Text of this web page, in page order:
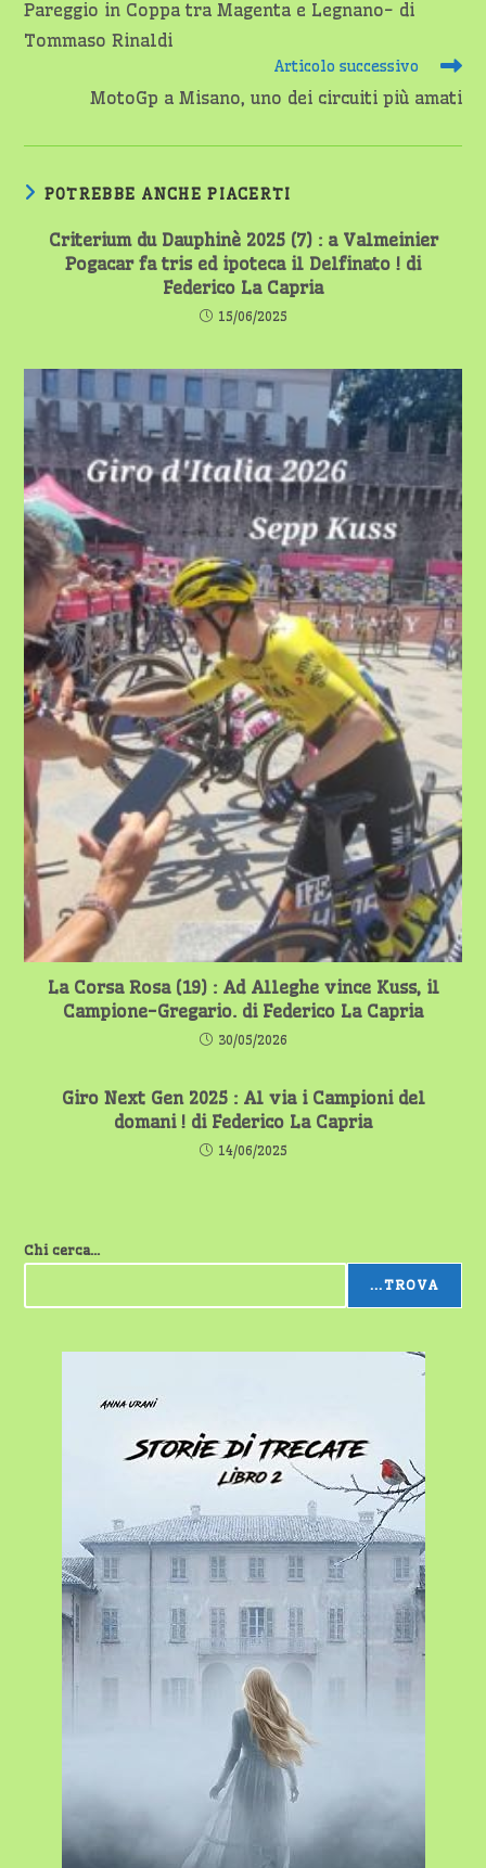
articoli
Pareggio in Coppa tra Magenta e Legnano- di
Tommaso Rinaldi
Articolo successivo
MotoGp a Misano, uno dei circuiti più amati
POTREBBE ANCHE PIACERTI
Criterium du Dauphinè 2025 (7) : a Valmeinier
Pogacar fa tris ed ipoteca il Delfinato ! di
Federico La Capria
15/06/2025
La Corsa Rosa (19) : Ad Alleghe vince Kuss, il
Campione-Gregario. di Federico La Capria
30/05/2026
Giro Next Gen 2025 : Al via i Campioni del
domani ! di Federico La Capria
14/06/2025
Chi cerca...
...TROVA